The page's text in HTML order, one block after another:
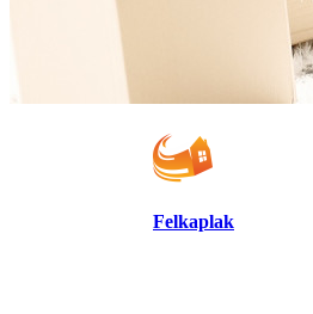
Felkaplak